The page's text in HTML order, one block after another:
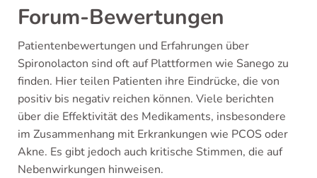
Forum-Bewertungen
Patientenbewertungen und Erfahrungen über
Spironolacton sind oft auf Plattformen wie Sanego zu
finden. Hier teilen Patienten ihre Eindrücke, die von
positiv bis negativ reichen können. Viele berichten
über die Effektivität des Medikaments, insbesondere
im Zusammenhang mit Erkrankungen wie PCOS oder
Akne. Es gibt jedoch auch kritische Stimmen, die auf
Nebenwirkungen hinweisen.